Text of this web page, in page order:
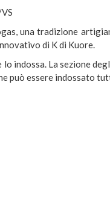
una tradizione
di K di Kuore.
indossa. La sezione
può essere indossato